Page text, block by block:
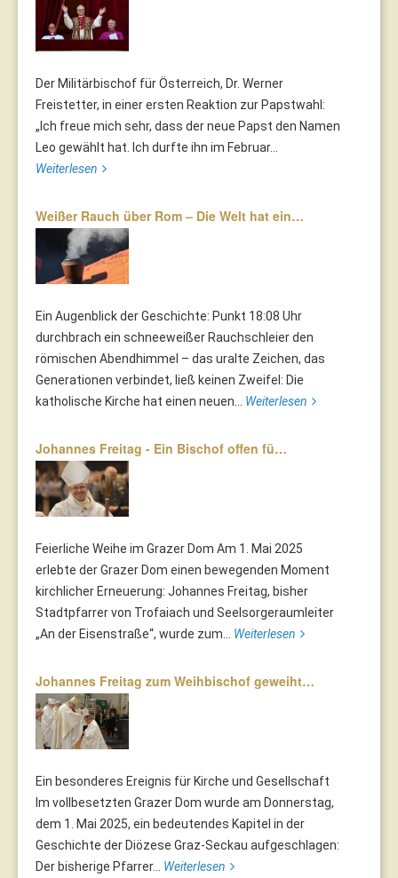
Der Militärbischof für Österreich, Dr. Werner
Freistetter, in einer ersten Reaktion zur Papstwahl:
„Ich freue mich sehr, dass der neue Papst den Namen
Leo gewählt hat. Ich durfte ihn im Februar...
Weiterlesen
Weißer Rauch über Rom – Die Welt hat ein…
Ein Augenblick der Geschichte: Punkt 18:08 Uhr
durchbrach ein schneeweißer Rauchschleier den
römischen Abendhimmel – das uralte Zeichen, das
Generationen verbindet, ließ keinen Zweifel: Die
katholische Kirche hat einen neuen... Weiterlesen
Johannes Freitag - Ein Bischof offen fü…
Feierliche Weihe im Grazer Dom Am 1. Mai 2025
erlebte der Grazer Dom einen bewegenden Moment
kirchlicher Erneuerung: Johannes Freitag, bisher
Stadtpfarrer von Trofaiach und Seelsorgeraumleiter
„An der Eisenstraße“, wurde zum... Weiterlesen
Johannes Freitag zum Weihbischof geweiht…
Ein besonderes Ereignis für Kirche und Gesellschaft
Im vollbesetzten Grazer Dom wurde am Donnerstag,
dem 1. Mai 2025, ein bedeutendes Kapitel in der
Geschichte der Diözese Graz-Seckau aufgeschlagen:
Der bisherige Pfarrer... Weiterlesen